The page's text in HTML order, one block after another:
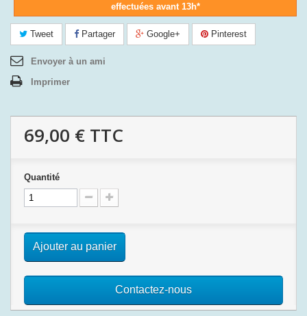
effectuées avant 13h*
Tweet Partager Google+ Pinterest
Envoyer à un ami
Imprimer
69,00 € TTC
Quantité
Ajouter au panier
Contactez-nous